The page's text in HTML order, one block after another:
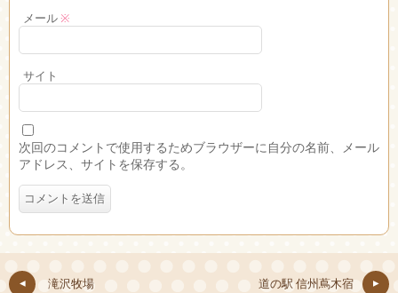
メール※
サイト
次回のコメントで使用するためブラウザーに自分の名前、メール
アドレス、サイトを保存する。
滝沢牧場 道の駅 信州蔦木宿